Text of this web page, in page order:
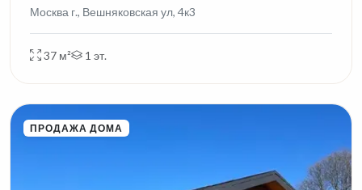
Москва г., Вешняковская ул, 4к3
37 м² 1 эт.
ПРОДАЖА ДОМА